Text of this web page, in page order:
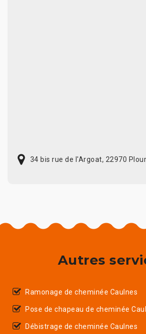
34 bis rue de l'Argoat, 22970
Autres
Ramonage de cheminée Caulnes
Pose de chapeau de cheminée
Débistrage de cheminée Caulnes